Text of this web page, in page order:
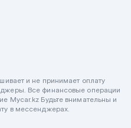
и не принимает оплату
Все финансовые операции
Mycar.kz Будьте внимательны и
в мессенджерах.